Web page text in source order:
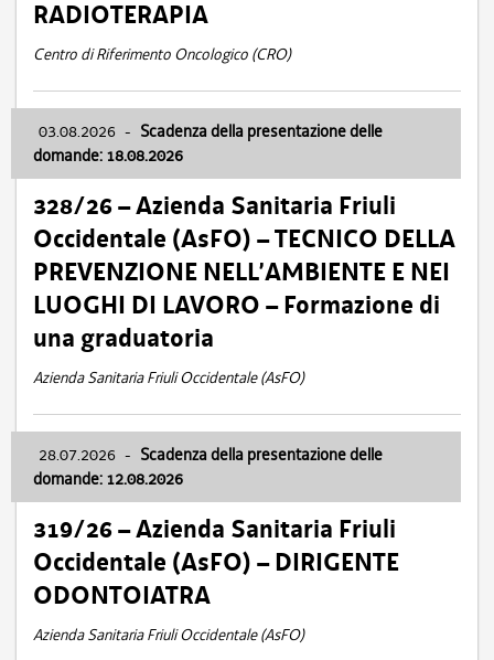
RADIOTERAPIA
Centro di Riferimento Oncologico (CRO)
03.08.2026 - Scadenza della presentazione delle
domande: 18.08.2026
328/26 – Azienda Sanitaria Friuli
Occidentale (AsFO) – TECNICO DELLA
PREVENZIONE NELL’AMBIENTE E NEI
LUOGHI DI LAVORO – Formazione di
una graduatoria
Azienda Sanitaria Friuli Occidentale (AsFO)
28.07.2026 - Scadenza della presentazione delle
domande: 12.08.2026
319/26 – Azienda Sanitaria Friuli
Occidentale (AsFO) – DIRIGENTE
ODONTOIATRA
Azienda Sanitaria Friuli Occidentale (AsFO)